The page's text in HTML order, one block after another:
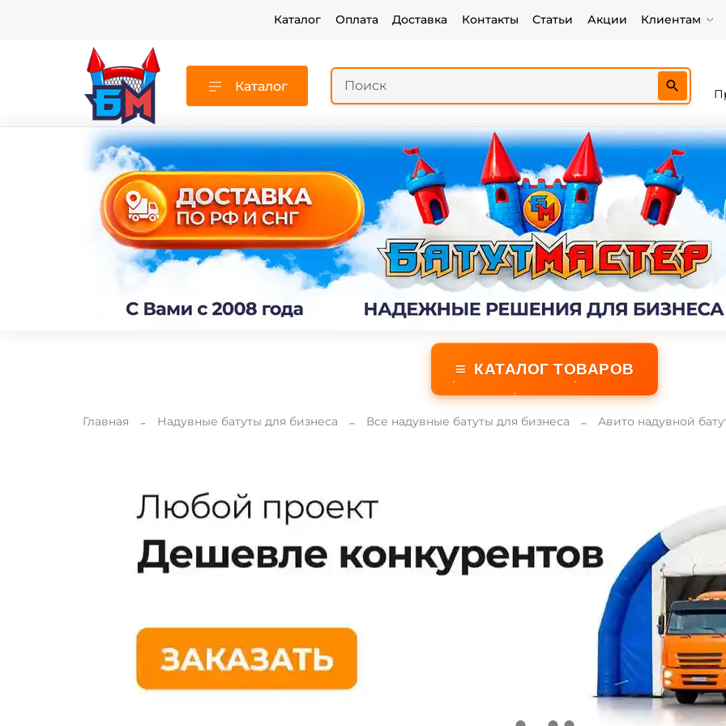
Каталог Оплата Доставка Контакты Статьи Акции Клиентам
Каталог
≡ КАТАЛОГ ТОВАРОВ
Главная Надувные батуты для бизнеса Все надувные батуты для бизнеса Авито надувной